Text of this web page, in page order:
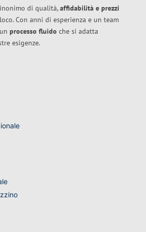
di qualità,affidabilità e prezzi
Con anni di esperienza e un team
processo fluido che si adatta
esigenze.